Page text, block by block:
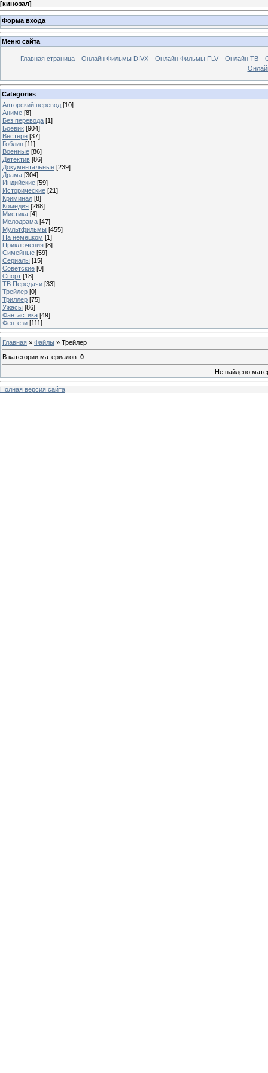
[кинозал]
Форма входа
Меню сайта
Главная страница Онлайн Фильмы DIVX Онлайн Фильмы FLV Онлайн ТВ
Categories
Авторский перевод [10]
Аниме [8]
Без перевода [1]
Боевик [904]
Вестерн [37]
Гоблин [11]
Военные [86]
Детектив [86]
Документальные [239]
Драма [304]
Индийские [59]
Исторические [21]
Криминал [8]
Комедия [268]
Мистика [4]
Мелодрама [47]
Мультфильмы [455]
На немецком [1]
Приключения [8]
Симейные [59]
Сериалы [15]
Советские [0]
Спорт [18]
ТВ Передачи [33]
Трейлер [0]
Триллер [75]
Ужасы [86]
Фантастика [49]
Фентези [111]
Главная » Файлы » Трейлер
В категории материалов: 0
Не найдено
Полная версия сайта